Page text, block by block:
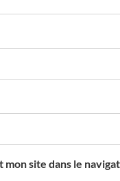
site dans le